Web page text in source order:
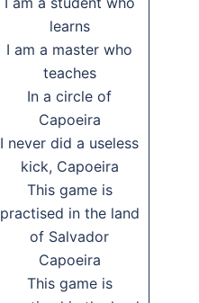
learns
I am a master who
teaches
In a circle of
Capoeira
I never did a useless
kick, Capoeira
This game is
practised in the land
of Salvador
Capoeira
This game is